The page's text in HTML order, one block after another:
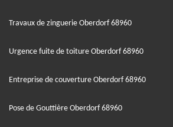
Travaux de zinguerie Oberdorf 68960
Urgence fuite de toiture Oberdorf 68960
Entreprise de couverture Oberdorf 68960
Pose de Gouttière Oberdorf 68960